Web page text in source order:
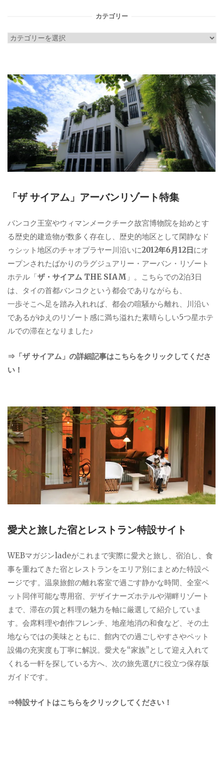
カテゴリー
カ
リ
ー
「ザ サイアム」アーバンリゾート特集
バンコク王室やウィマンメークチーク故宮博物院を始めとす
る歴史的建造物が数多く存在し、歴史的地区として閑静なド
ゥシット地区のチャオプラヤー川沿いに2012年6月12日にオ
ープンされたばかりのラグジュアリー・アーバン・リゾート
ホテル「ザ・サイアム THE SIAM 」。こちらでの2泊3日
は、タイの首都バンコクという都会でありながらも、
一歩そこへ足を踏み入れれば、都会の喧騒から離れ、川沿い
であるがゆえのリゾート感に満ち溢れた素晴らしい5つ星ホテ
ルでの滞在となりました♪
⇒「ザ サイアム」の詳細記事はこちらをクリックしてくださ
い！
愛犬と旅した宿とレストラン特設サイト
WEBマガジンladeがこれまで実際に愛犬と旅し、宿泊し、食
事を重ねてきた宿とレストランをエリア別にまとめた特設ペ
ージです。温泉旅館の離れ客室で過ごす静かな時間、全室ペ
ット同伴可能な専用宿、デザイナーズホテルや湖畔リゾート
まで、滞在の質と料理の魅力を軸に厳選して紹介していま
す。会席料理や創作フレンチ、地産地消の和食など、その土
地ならではの美味とともに、館内での過ごしやすさやペット
設備の充実度も丁寧に解説。愛犬を“家族”として迎え入れて
くれる一軒を探している方へ、次の旅先選びに役立つ保存版
ガイドです。
⇒特設サイトはこちらをクリックしてください！